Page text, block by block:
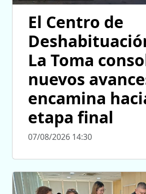
El Centro de
La Toma
nuevos
encamina
etapa final
07/08/2026 14:30